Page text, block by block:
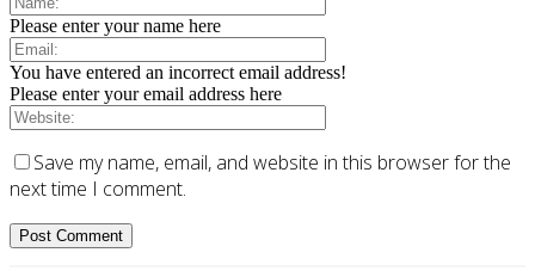
Please enter your name here
You have entered an incorrect email address!
Please enter your email address here
Save my name, email, and website in this browser for the
next time I comment.